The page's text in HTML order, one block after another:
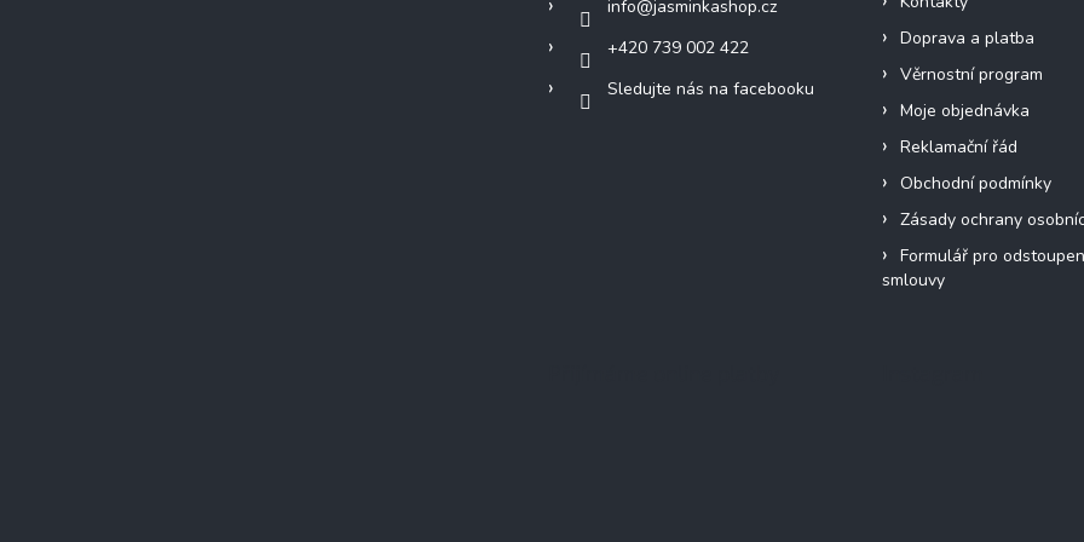
info@jasminkashop.cz
+420 739 002 422
Sledujte nás na facebooku
Doprava a platba
Věrnostní program
Moje objednávka
Reklamační řád
Obchodní podmínky
Zásady ochrany
Formulář pro
smlouvy